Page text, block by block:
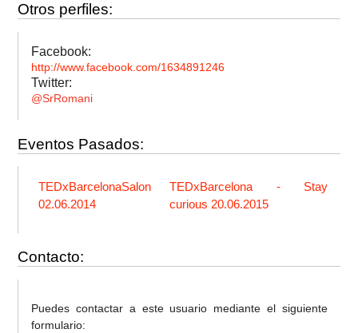
Otros perfiles:
Facebook:
http://www.facebook.com/1634891246
Twitter:
@SrRomani
Eventos Pasados:
TEDxBarcelonaSalon
02.06.2014
TEDxBarcelona - Stay
curious 20.06.2015
Contacto:
Puedes contactar a este usuario mediante el siguiente
formulario: